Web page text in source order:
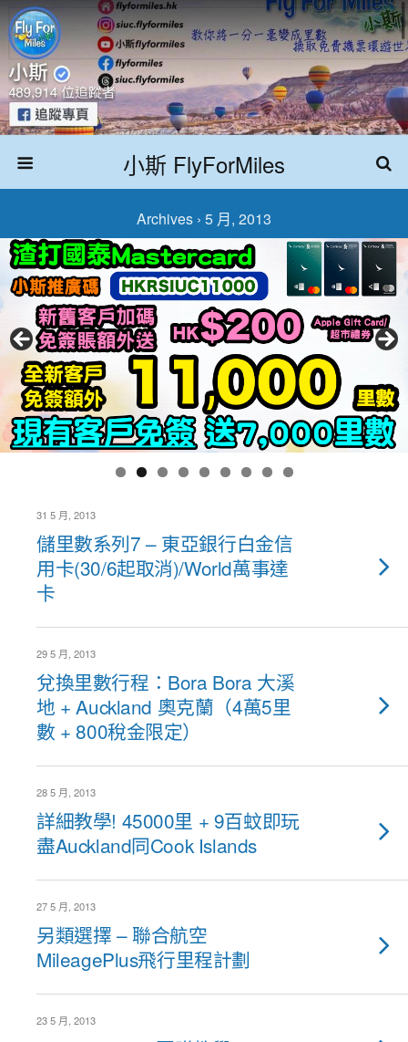
小斯 FlyForMiles
Archives › 5 月, 2013
31 5 月, 2013
儲里數系列7 – 東亞銀行白金信
用卡(30/6起取消)/World萬事達
卡
29 5 月, 2013
兌換里數行程：Bora Bora 大溪
地 + Auckland 奧克蘭（4萬5里
數 + 800稅金限定）
28 5 月, 2013
詳細教學! 45000里 + 9百蚊即玩
盡Auckland同Cook Islands
27 5 月, 2013
另類選擇 – 聯合航空
MileagePlus飛行里程計劃
23 5 月, 2013